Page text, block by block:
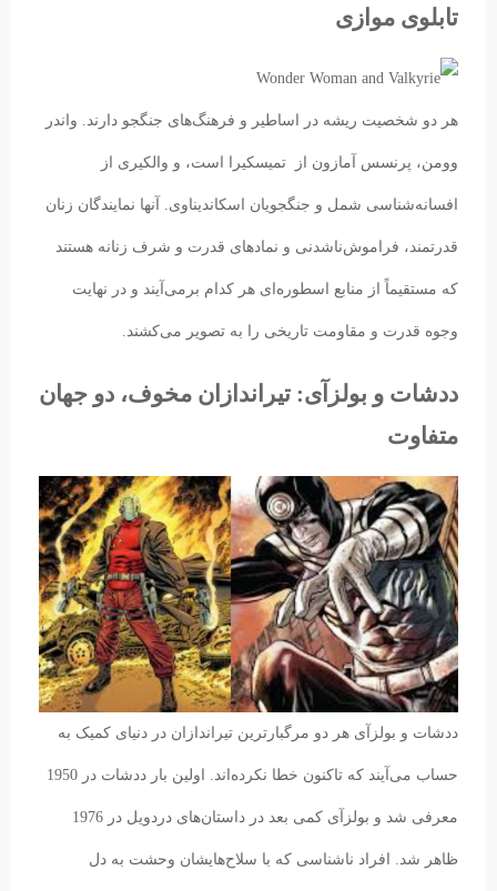
تابلوی موازی
هر دو شخصیت ریشه در اساطیر و فرهنگ‌های جنگجو دارند. واندر
وومن، پرنسس آمازون از تمیسکیرا است، و والکیری از
افسانه‌شناسی شمل و جنگجویان اسکاندیناوی. آنها نمایندگان زنان
قدرتمند، فراموش‌ناشدنی و نمادهای قدرت و شرف زنانه هستند
که مستقیماً از منابع اسطوره‌ای هر کدام برمی‌آیند و در نهایت
وجوه قدرت و مقاومت تاریخی را به تصویر می‌کشند.
ددشات و بولزآی: تیراندازان مخوف، دو جهان
متفاوت
ددشات و بولزآی هر دو مرگبارترین تیراندازان در دنیای کمیک به
حساب می‌آیند که تاکنون خطا نکرده‌اند. اولین بار ددشات در 1950
معرفی شد و بولزآی کمی بعد در داستان‌های دردویل در 1976
ظاهر شد. افراد ناشناسی که با سلاح‌هایشان وحشت به دل